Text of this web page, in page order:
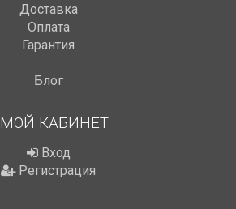
Доставка
Оплата
Гарантия
Блог
МОЙ КАБИНЕТ
Вход
Регистрация